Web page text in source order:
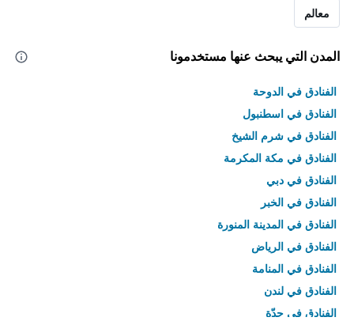
معالم
المدن التي يبحث عنها مستخدمونا
الفنادق في الدوحة
الفنادق في اسطنبول
الفنادق في شرم الشيخ
الفنادق في مكة المكرمة
الفنادق في دبي
الفنادق في الخبر
الفنادق في المدينة المنورة
الفنادق في الرياض
الفنادق في المنامة
الفنادق في لندن
الفنادق في جدّة